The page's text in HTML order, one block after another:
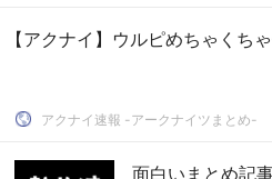
【アクナイ】ウルピめちゃくち
アクナイ速報 -アークナイツまとめ-
面白いまとめ記